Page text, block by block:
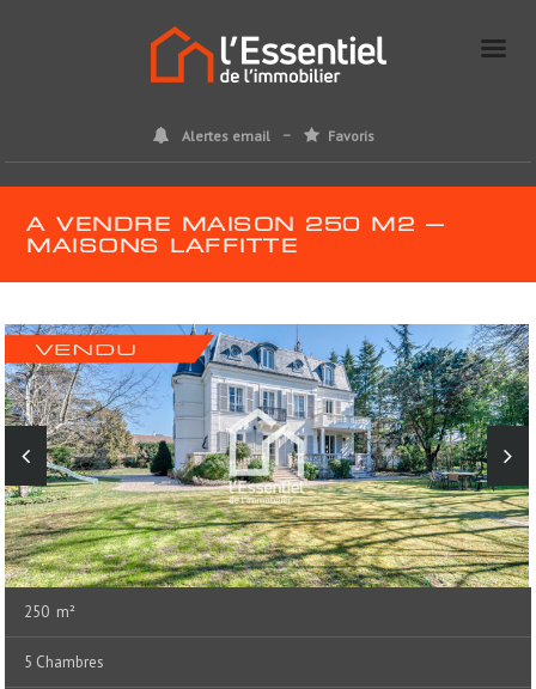
Alertes email Favoris
A VENDRE MAISON 250 M2 –
MAISONS LAFFITTE
250 m²
5 Chambres